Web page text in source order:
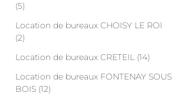
(5)
Location de bureaux CHOISY LE ROI
(2)
Location de bureaux CRETEIL (14)
Location de bureaux FONTENAY SOUS
BOIS (12)